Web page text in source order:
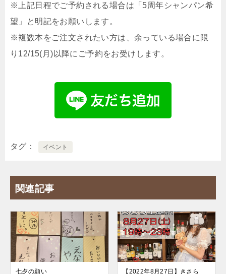
※上記日程でご予約される場合は「5周年シャンパン希
望」と明記をお願いします。
※複数本をご注文されたい方は、余っている場合に限
り12/15(月)以降にご予約をお受けします。
タグ イベント
関連記事
七夕の願い
【2022年8月27日】きさら